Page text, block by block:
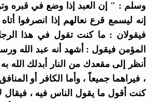
وسلم : " إن العبد إذا وضع في قبره
إنه ليسمع قرع نعالهم إذا انصرفوا
فيقولان : ما كنت تقول في هذا
المؤمن فيقول : أشهد أنه عبد الله
أنظر إلى مقعدك من النار أبدلك الله
، فيراهما جميعاً ، وأما الكافر أو
كنت أقول ما يقول الناس فيه ، فيقال